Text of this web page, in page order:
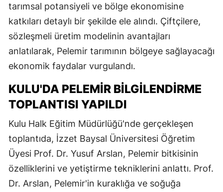
tarımsal potansiyeli ve bölge ekonomisine
katkıları detaylı bir şekilde ele alındı. Çiftçilere,
sözleşmeli üretim modelinin avantajları
anlatılarak, Pelemir tarımının bölgeye sağlayacağı
ekonomik faydalar vurgulandı.
KULU'DA PELEMIR BILGILENDIRME
TOPLANTISI YAPILDI
Kulu Halk Eğitim Müdürlüğü'nde gerçekleşen
toplantıda, İzzet Baysal Üniversitesi Öğretim
Üyesi Prof. Dr. Yusuf Arslan, Pelemir bitkisinin
özelliklerini ve yetiştirme tekniklerini anlattı. Prof.
Dr. Arslan, Pelemir'in kuraklığa ve soğuğa